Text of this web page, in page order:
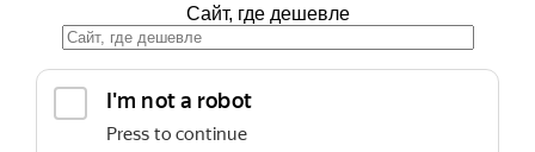
Сайт, где дешевле